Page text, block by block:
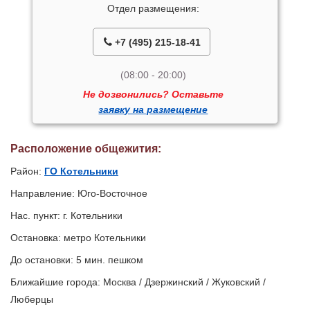
Отдел размещения:
+7 (495) 215-18-41
(08:00 - 20:00)
Не дозвонились? Оставьте
заявку на размещение
Расположение общежития:
Район: ГО Котельники
Направление: Юго-Восточное
Нас. пункт: г. Котельники
Остановка: метро Котельники
До остановки: 5 мин. пешком
Ближайшие города: Москва / Дзержинский / Жуковский /
Люберцы